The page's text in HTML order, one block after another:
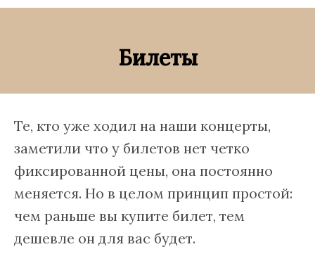
Билеты
Те, кто уже ходил на наши концерты,
заметили что у билетов нет четко
фиксированной цены, она постоянно
меняется. Но в целом принцип простой:
чем раньше вы купите билет, тем
дешевле он для вас будет.